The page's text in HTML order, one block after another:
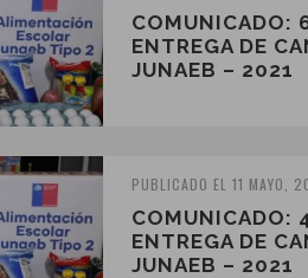
COMUNICADO:
ENTREGA DE
JUNAEB – 2021
PUBLICADO EL 11 MAYO,
COMUNICADO:
ENTREGA DE
JUNAEB – 2021